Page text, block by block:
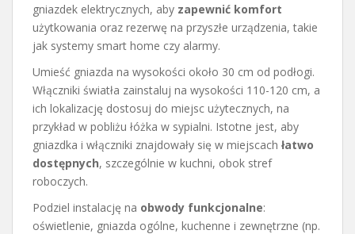
gniazdek elektrycznych, aby zapewnić komfort
użytkowania oraz rezerwę na przyszłe urządzenia, takie
jak systemy smart home czy alarmy.
Umieść gniazda na wysokości około 30 cm od podłogi.
Włączniki światła zainstaluj na wysokości 110-120 cm, a
ich lokalizację dostosuj do miejsc użytecznych, na
przykład w pobliżu łóżka w sypialni. Istotne jest, aby
gniazdka i włączniki znajdowały się w miejscach łatwo
dostępnych, szczególnie w kuchni, obok stref
roboczych.
Podziel instalację na obwody funkcjonalne:
oświetlenie, gniazda ogólne, kuchenne i zewnętrzne (np.